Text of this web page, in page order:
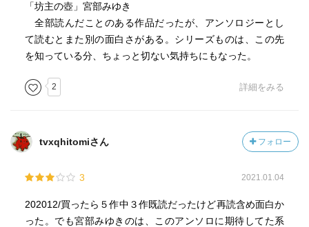
「坊主の壺」宮部みゆき
全部読んだことのある作品だったが、アンソロジーとし
て読むとまた別の面白さがある。シリーズものは、この先
を知っている分、ちょっと切ない気持ちにもなった。
2 詳細をみる
tvxqhitomiさん フォロー
3 2021.01.04
202012/買ったら５作中３作既読だったけど再読含め面白か
った。でも宮部みゆきのは、このアンソロに期待してた系